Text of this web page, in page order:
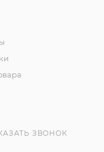
ЗВОНОК